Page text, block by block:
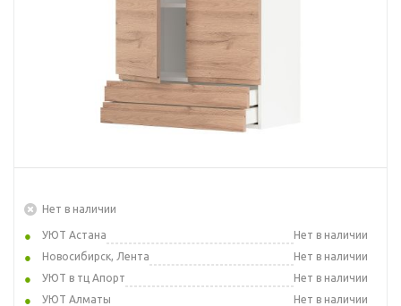
Нет в наличии
УЮТ Астана
Нет в наличии
Новосибирск, Лента
Нет в наличии
УЮТ в тц Апорт
Нет в наличии
УЮТ Алматы
Нет в наличии